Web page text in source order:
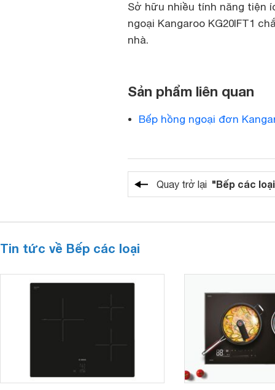
Sở hữu nhiều tính năng tiện
ngoại Kangaroo KG20IFT1
nhà.
Sản phẩm liên quan
Bếp hồng ngoại đơn
Quay trở lại "Bếp các
Tin tức về Bếp các loại